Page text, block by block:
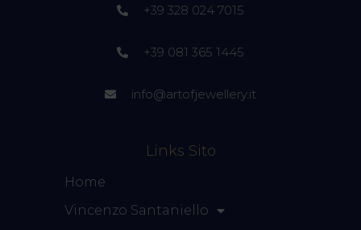
+39 328 024 7015
+39 081 365 1445
info@artofjewellery.it
Links Sito
Home
Vincenzo Santaniello